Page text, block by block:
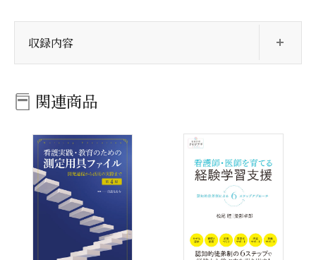
収録内容
関連商品